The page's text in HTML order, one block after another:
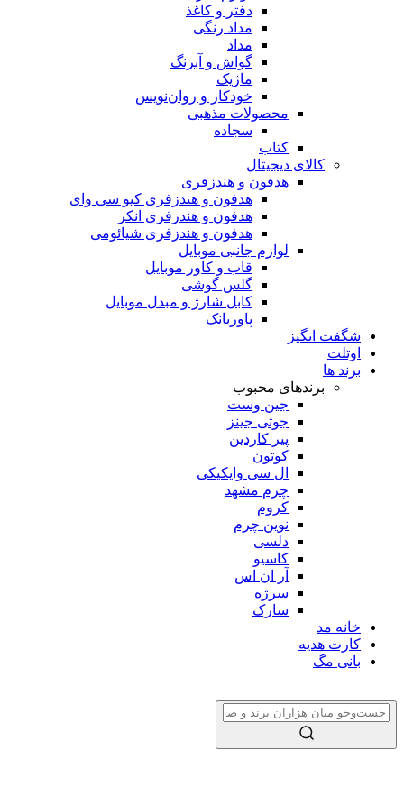
دفتر و کاغذ
مداد رنگی
مداد
گواش و آبرنگ
ماژیک
خودکار و روان‌نویس
محصولات مذهبی
سجاده
کتاب
کالای دیجیتال
هدفون و هندزفری
هدفون و هندزفری کیو سی وای
هدفون و هندزفری انکر
هدفون و هندزفری شیائومی
لوازم جانبی موبایل
قاب و کاور موبایل
گلس گوشی
کابل شارژ و مبدل موبایل
پاوربانک
شگفت انگیز
اوتلت
برند ها
برندهای محبوب
جین وست
جوتی جینز
پیر کاردین
کوتون
ال سی وایکیکی
چرم مشهد
کروم
نوین چرم
دلسی
کاسیو
آر ان اس
سرژه
سارک
خانه مد
کارت هدیه
بانی مگ